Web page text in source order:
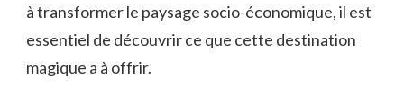
à transformer le paysage socio-économique, il est
essentiel de découvrir ce que cette destination
magique a à offrir.